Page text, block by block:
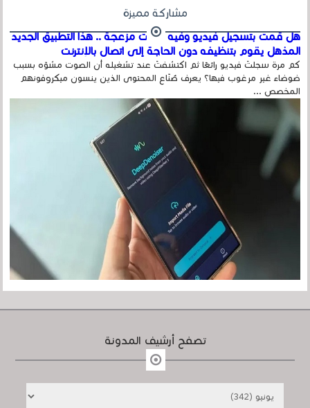
مشاركة مميزة
هل قمت بتسجيل فيديو وفيه أصوت مزعجة .. هذا التطبيق الجديد
المذهل يقوم بتنظيفه دون الحاجة إلى اتصال بالإنترنت
كم مرة سجلتَ فيديو رائعًا ثم اكتشفتَ عند تشغيله أن الصوت مشوّه بسبب
ضوضاء غير مرغوب فيها؟ يعرف صُنّاع المحتوى الذين ينسون ميكروفونهم
المخصص ...
تصفح أرشيف المدونة